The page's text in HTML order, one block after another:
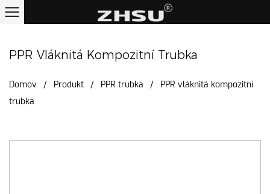
PPR Vláknitá Kompozitní Trubka
Domov / Produkt / PPR trubka /
PPR vláknitá kompozitní
trubka